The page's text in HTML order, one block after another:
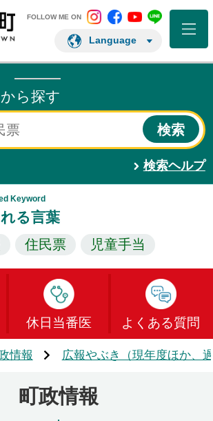
矢吹町ホームページ
FOLLOW ME ON 矢吹町 Instagram
矢吹町矢吹町矢吹町
Language
ら探す
検索ヘルプ
Keyword
る言葉
住民票 児童手当
休日当番医 よくある質問
情報 広報やぶき（現年度ほか、
町政情報